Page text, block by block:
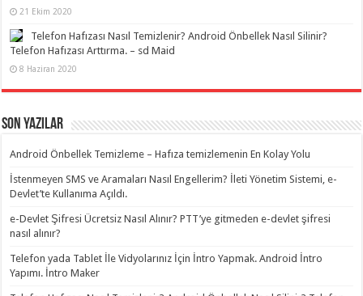
21 Ekim 2020
Telefon Hafızası Nasıl Temizlenir? Android Önbellek Nasıl Silinir?
Telefon Hafızası Arttırma. – sd Maid
8 Haziran 2020
Son Yazılar
Android Önbellek Temizleme – Hafıza temizlemenin En Kolay Yolu
İstenmeyen SMS ve Aramaları Nasıl Engellerim? İleti Yönetim Sistemi, e-
Devlet’te Kullanıma Açıldı.
e-Devlet Şifresi Ücretsiz Nasıl Alınır? PTT’ye gitmeden e-devlet şifresi
nasıl alınır?
Telefon yada Tablet İle Vidyolarınız İçin İntro Yapmak. Android İntro
Yapımı. İntro Maker